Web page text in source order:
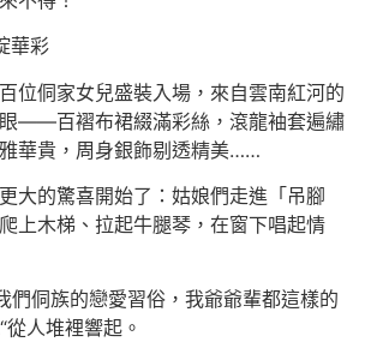
華彩
位侗家女兒盛裝入場，來自雲南紅河的
——百褶布裙綴滿彩絲，滾龍袖套遍繡
華貴，周身銀飾剔透精美……
大的驚喜開始了：姑娘們走進「吊腳
上木梯、拉起牛腿琴，在窗下唱起情
們侗族的戀愛習俗，我爺爺輩都這樣的
從人堆裡響起。